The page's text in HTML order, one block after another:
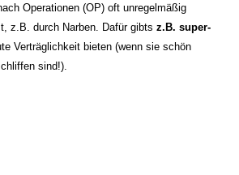
Operationen (OP) oft unregelmäßig
z.B. durch Narben. Dafür gibts z.B. super-
Verträglichkeit bieten (wenn sie schön
sind!).